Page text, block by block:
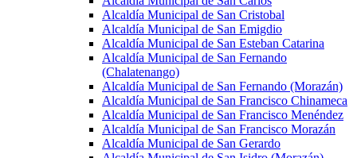
Alcaldía Municipal de San Cristobal
Alcaldía Municipal de San Emigdio
Alcaldía Municipal de San Esteban Catarina
Alcaldía Municipal de San Fernando
(Chalatenango)
Alcaldía Municipal de San Fernando (Morazán)
Alcaldía Municipal de San Francisco Chinameca
Alcaldía Municipal de San Francisco Menéndez
Alcaldía Municipal de San Francisco Morazán
Alcaldía Municipal de San Gerardo